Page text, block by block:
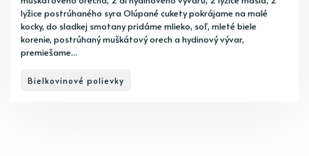
lyžice postrúhaného syra Olúpané cukety pokrájame na malé
kocky, do sladkej smotany pridáme mlieko, soľ, mleté biele
korenie, postrúhaný muškátový orech a hydinový vývar,
premiešame...
Bielkovinové polievky